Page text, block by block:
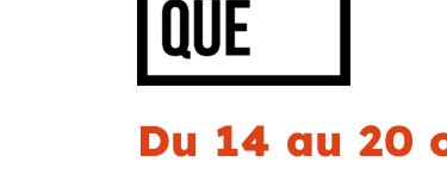
Du 14 au 20